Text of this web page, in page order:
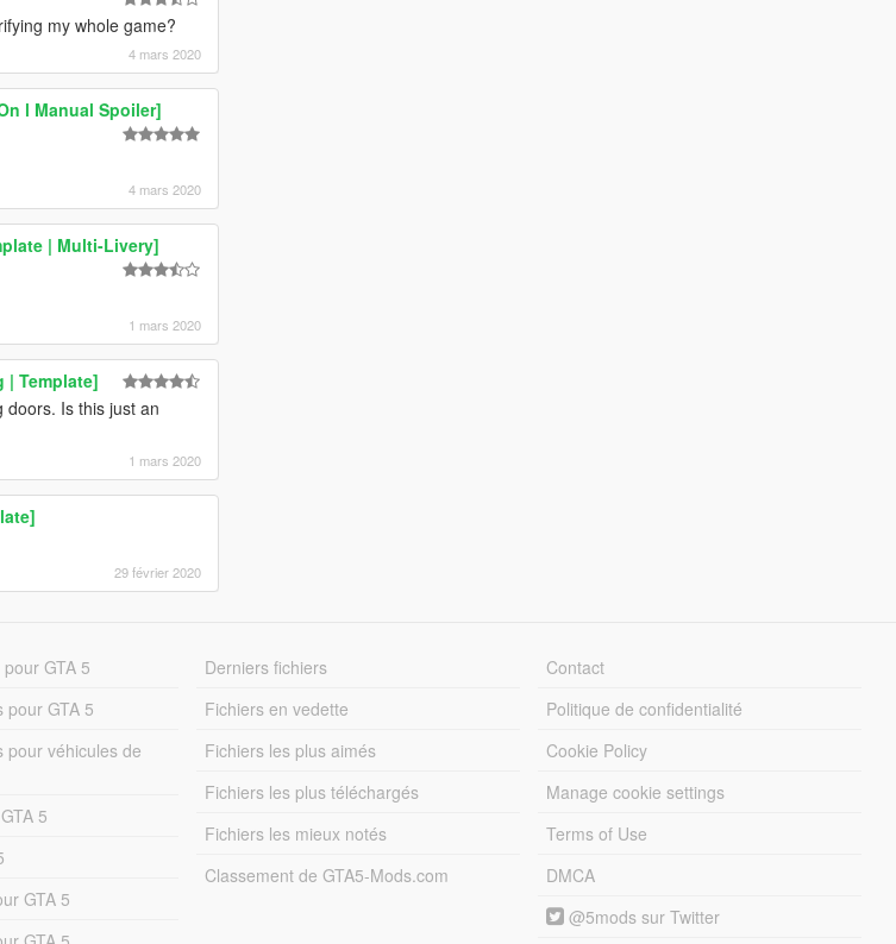
my whole game?
4 mars 2020
l Manual Spoiler]
4 mars 2020
| Multi-Livery]
1 mars 2020
| Template]
Is this just an
1 mars 2020
29 février 2020
GTA 5
pour GTA 5
pour véhicules de
5
GTA 5
Derniers fichiers
Fichiers en vedette
Fichiers les plus aimés
Fichiers les plus téléchargés
Fichiers les mieux notés
Classement de GTA5-Mods.com
Contact
Politique de confidentialité
Cookie Policy
Manage cookie settings
Terms of Use
DMCA
@5mods sur Twitter